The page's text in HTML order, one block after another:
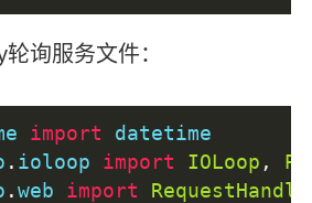
询服务文件：
import datetime
. ioloop import IOLoop ,
.web import